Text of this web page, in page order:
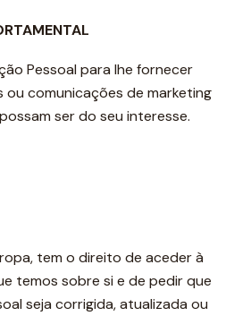
Pessoal para lhe fornecer
ou comunicações de marketing
ser do seu interesse.
tem o direito de aceder à
temos sobre si e de pedir que
seja corrigida, atualizada ou